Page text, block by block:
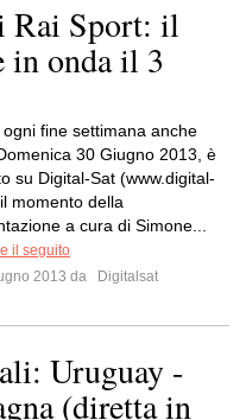
Rai Sport: il
in onda il 3
fine settimana anche
30 Giugno 2013, è
su Digital-Sat (www.digital-
momento della
a cura di Simone...
il seguito
2013 da
Digitalsat
Uruguay -
(diretta in